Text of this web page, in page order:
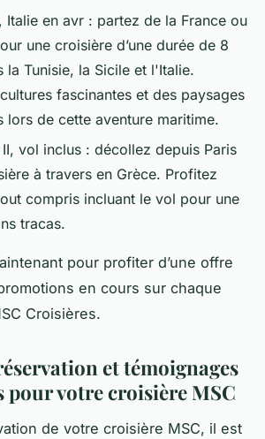
Italie en avr : partez de la France ou
une croisière d’une durée de 8
la Tunisie, la Sicile et l'Italie.
fascinantes et des paysages
lors de cette aventure maritime.
II, vol inclus : décollez depuis Paris
à travers en Grèce. Profitez
compris incluant le vol pour une
tracas.
pour profiter d’une offre
en cours sur chaque
Croisières.
et témoignages
pour votre croisière MSC
de votre croisière MSC, il est